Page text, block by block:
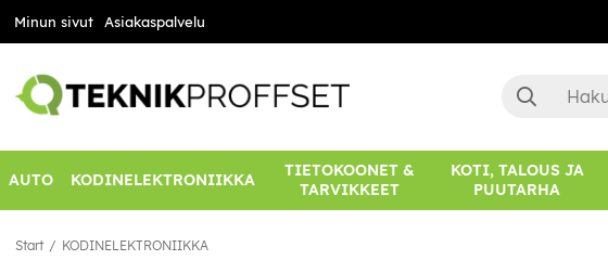
Minun sivut Asiakaspalvelu
AUTO KODINELEKTRONIIKKA
TIETOKOONET &
TARVIKKEET
KOTI, TALOUS JA
PUUTARHA
Start KODINELEKTRONIIKKA